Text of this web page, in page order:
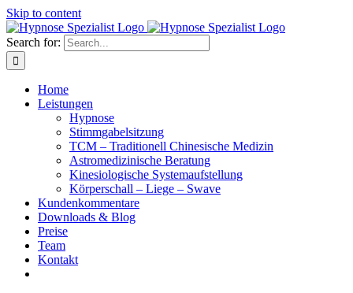
Skip to content
Search for:
Home
Leistungen
Hypnose
Stimmgabelsitzung
TCM – Traditionell Chinesische Medizin
Astromedizinische Beratung
Kinesiologische Systemaufstellung
Körperschall – Liege – Swave
Kundenkommentare
Downloads & Blog
Preise
Team
Kontakt